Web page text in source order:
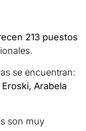
213 puestos
se encuentran:
Arabela
son muy